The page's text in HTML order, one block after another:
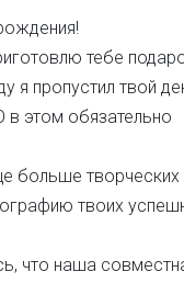
тебе
я пропустил твой
в этом обязательно
больше творческих
твоих
что наша